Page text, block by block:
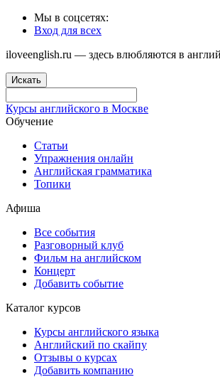
Мы в соцсетях:
Вход для всех
iloveenglish.ru — здесь влюбляются в
Искать
Курсы английского в Москве
Обучение
Статьи
Упражнения онлайн
Английская грамматика
Топики
Афиша
Все события
Разговорный клуб
Фильм на английском
Концерт
Добавить событие
Каталог курсов
Курсы английского языка
Английский по скайпу
Отзывы о курсах
Добавить компанию